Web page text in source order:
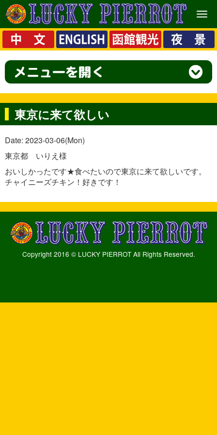
メ
ニ
ュ
ー
東京に来て欲しい
Date: 2023-03-06(Mon)
東京都 いりえ様
おいしかったです★食べたいので東京に来て欲しいです。
チャイニーズチキン！好きです！
Copyright 2016 © LUCKY PIERROT All Rights Reserved.